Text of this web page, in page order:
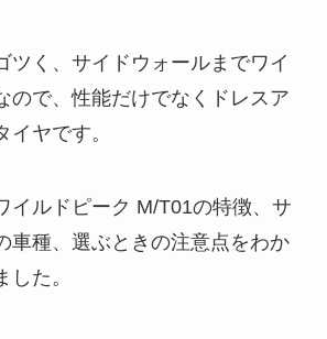
ツく、サイドウォールまでワイ
ので、性能だけでなくドレスア
イヤです。
イルドピーク M/T01の特徴、サ
車種、選ぶときの注意点をわか
した。